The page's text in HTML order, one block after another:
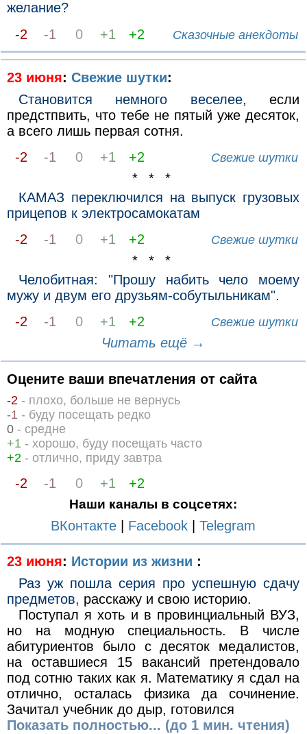
желание?
-2
-1 0 +1 +2 Сказочные анекдоты
23 июня: Свежие шутки:
Становится немного веселее, если
предстпвить, что тебе не пятый уже десяток,
а всего лишь первая сотня.
-2
-1 0 +1 +2 Свежие шутки
* * *
КАМАЗ переключился на выпуск грузовых
прицепов к электросамокатам
-2
-1 0 +1 +2 Свежие шутки
* * *
Челобитная: "Прошу набить чело моему
мужу и двум его друзьям-собутыльникам".
-2
-1 0 +1 +2 Свежие шутки
Читать ещё →
Оцените ваши впечатления от сайта
-2 - плохо, больше не вернусь
-1 - буду посещать редко
0- средне
+1 - хорошо, буду посещать часто
+2 - отлично, приду завтра
-2 -1 0 +1 +2
Наши каналы в соцсетях:
ВКонтакте Facebook Telegram
23 июня: Истории из жизни :
Раз уж пошла серия про успешную сдачу
предметов, расскажу и свою историю.
Поступал я хоть и в провинциальный ВУЗ,
но на модную специальность. В числе
абитуриентов было с десяток медалистов,
на оставшиеся 15 вакансий претендовало
под сотню таких как я. Математику я сдал на
отлично, осталась физика да сочинение.
Зачитал учебник до дыр, готовился
Показать полностью... (до 1 мин. чтения)